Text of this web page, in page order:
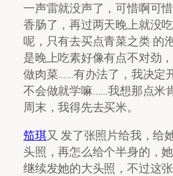
一声雷就没声了，可惜啊可
香肠了，再过两天晚上就没
呢，只有去买点青菜之类 的
是晚上吃素好像有点不对劲
做肉菜……有办法了，我决定
不会做就学嘛……我想那点米
周末，我得先去买米。
笳琪又 发了张照片给我，给
头照，再怎么给个半身的，
继续发她的大头照，不过这